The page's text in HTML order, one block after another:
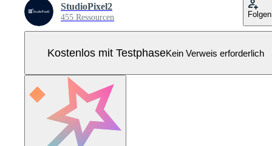
StudioPixel2
455 Ressourcen Folgen
Kostenlos mit TestphaseKein Verweis erforderlich